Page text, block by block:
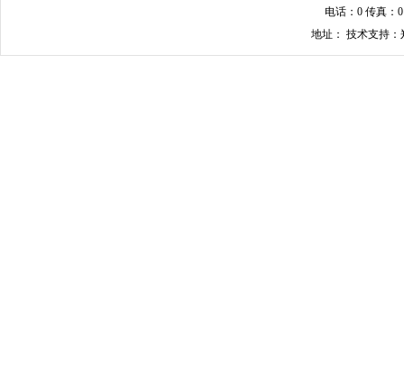
电话：0 传真：
地址： 技术支持：